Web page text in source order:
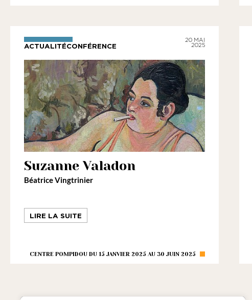
ACTUALITÉCONFÉRENCE
20 MAI
2025
Suzanne Valadon
Béatrice Vingtrinier
LIRE LA SUITE
CENTRE POMPIDOU DU 15 JANVIER 2025 AU 30 JUIN 2025